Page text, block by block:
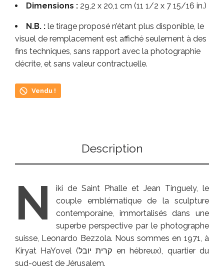
Dimensions : 29,2 x 20,1 cm (11 1/2 x 7 15/16 in.)
N.B. : le tirage proposé n’étant plus disponible, le
visuel de remplacement est affiché seulement à des
fins techniques, sans rapport avec la photographie
décrite, et sans valeur contractuelle.
Vendu !
Description
N
iki de Saint Phalle et Jean Tinguely, le
couple emblématique de la sculpture
contemporaine, immortalisés dans une
superbe perspective par le photographe
suisse, Leonardo Bezzola. Nous sommes en 1971, à
Kiryat HaYovel (קרית יובל en hébreux), quartier du
sud-ouest de Jérusalem.